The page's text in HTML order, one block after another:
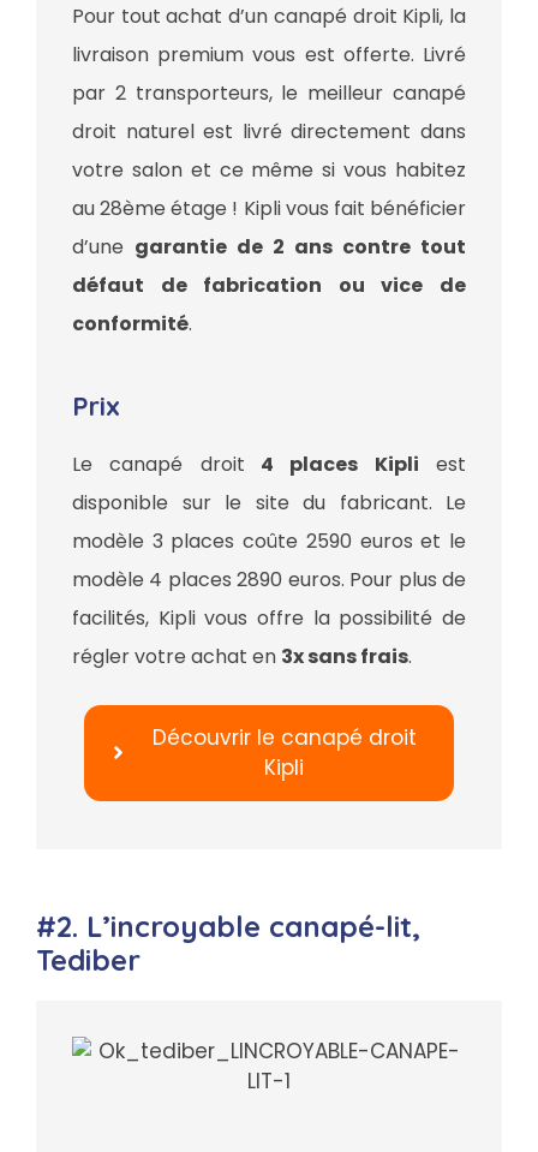
Pour tout achat d’un canapé droit Kipli, la
livraison premium vous est offerte. Livré
par 2 transporteurs, le meilleur canapé
droit naturel est livré directement dans
votre salon et ce même si vous habitez
au 28ème étage ! Kipli vous fait bénéficier
d’une garantie de 2 ans contre tout
défaut de fabrication ou vice de
conformité.
Prix
Le canapé droit 4 places Kipli est
disponible sur le site du fabricant. Le
modèle 3 places coûte 2590 euros et le
modèle 4 places 2890 euros. Pour plus de
facilités, Kipli vous offre la possibilité de
régler votre achat en 3x sans frais.
Découvrir le canapé droit
Kipli
#2. L’incroyable canapé-lit,
Tediber